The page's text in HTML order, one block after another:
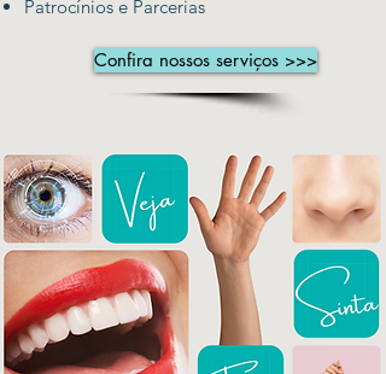
Patrocínios e Parcerias
Confira nossos serviços >>>